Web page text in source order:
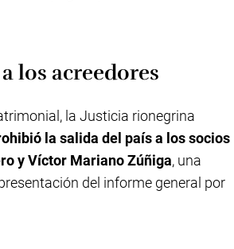
los acreedores
la Justicia rionegrina
la salida del país a los socios
y Víctor Mariano Zúñiga, una
del informe general por